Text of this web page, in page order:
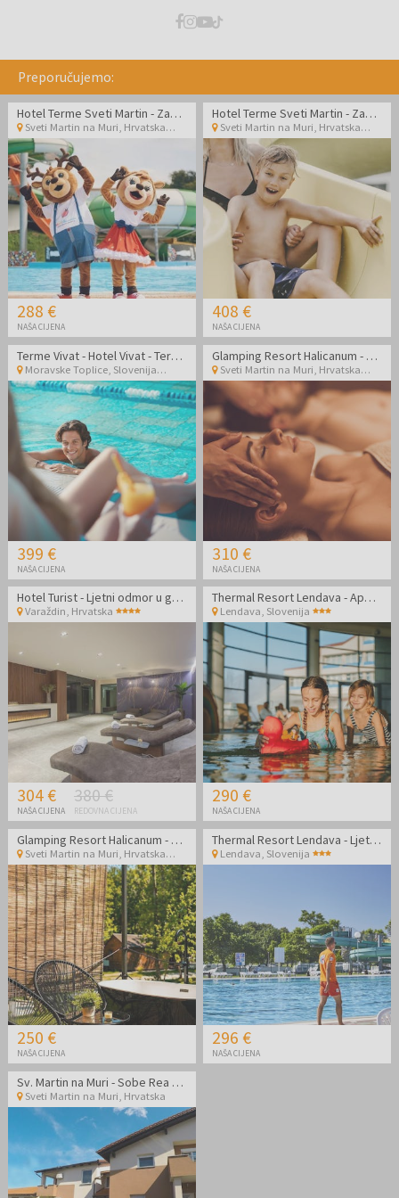
Preporučujemo:
Hotel Terme Sveti Martin - Zabavan ljetni obiteljski wellness odmor
Sveti Martin na Muri Hrvatska
288 €
NAŠA CIJENA
Hotel Terme Sveti Martin - Zabavan ljetni obiteljski wellness odmor s all inclusive light
Sveti Martin na Muri Hrvatska
408 €
NAŠA CIJENA
Terme Vivat - Hotel Vivat - Termalni ljetni odmor s 5 zvjezdica
Moravske Toplice, Slovenija
399 €
NAŠA CIJENA
Glamping Resort Halicanum - Toplice Sveti Martin - Vikend odmor uz masažu
Sveti Martin na Muri Hrvatska
310 €
NAŠA CIJENA
Hotel Turist - Ljetni odmor u gradu
Varaždin, Hrvatska
304 €
NAŠA CIJENA
380 €
REDOVNA CIJENA
Thermal Resort Lendava - Apartman - Ljetni wellness odmor
Lendava, Slovenija
290 €
NAŠA CIJENA
Glamping Resort Halicanum - Toplice Sveti Martin - Odmor tijekom tjedna uz masažu
Sveti Martin na Muri, Hrvatska
250 €
NAŠA CIJENA
Thermal Resort Lendava - Ljetni wellness odmor
Lendava, Slovenija
296 €
NAŠA CIJENA
Sv. Martin na Muri - Sobe Rea - Ljetni termalni paket
Sveti Martin na Muri Hrvatska